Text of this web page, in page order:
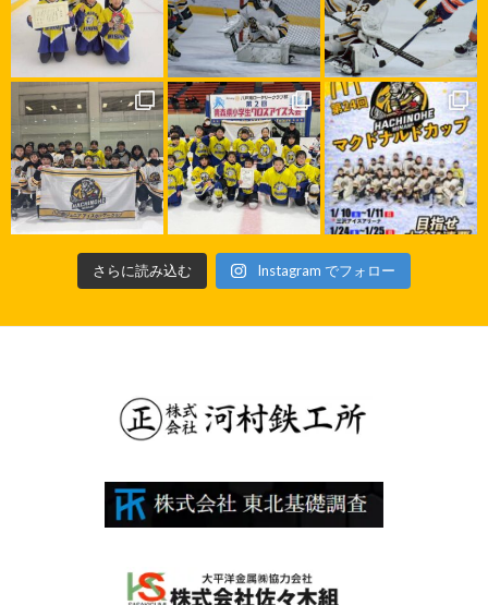
さらに読み込む Instagram でフォロー